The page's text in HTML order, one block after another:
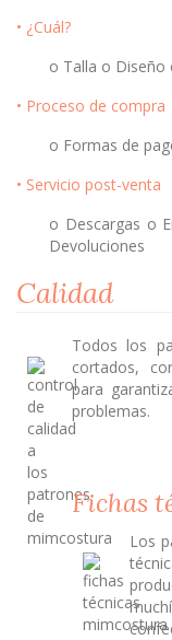
• ¿Cuál?
o Talla o Diseño
• Proceso de compra
o Formas de
• Servicio post-venta
o Descargas o
Devoluciones
Calidad
Todos los
cortados,
para
problemas.
Fichas
Los